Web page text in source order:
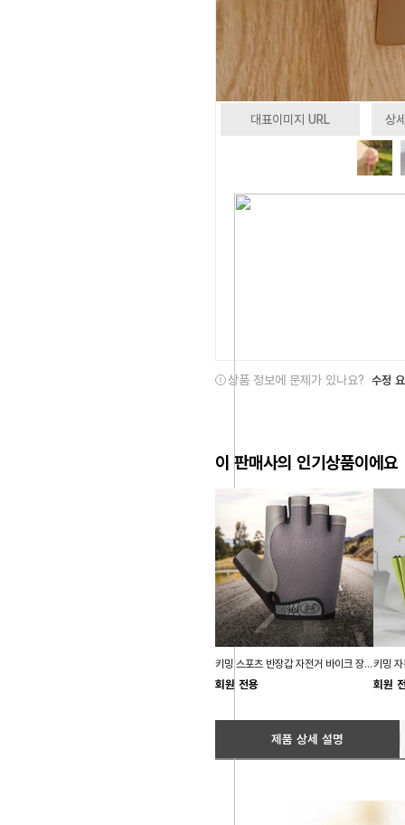
대표이미지 URL 상
상품 정보에 문제가 있나요? 수정
이 판매사의 인기상품이에요
키밍 스포츠 반장갑 자전거 바이크 장갑 남자 작업
회원 전용 회원
제품 상세 설명